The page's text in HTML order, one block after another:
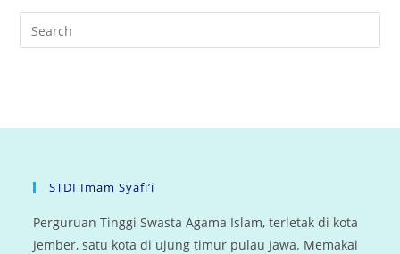
STDI Imam Syafi’i
Perguruan Tinggi Swasta Agama Islam, terletak di kota
Jember, satu kota di ujung timur pulau Jawa. Memakai